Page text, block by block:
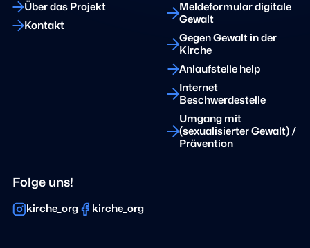
Über das Projekt
Kontakt
Meldeformular digitale
Gewalt
Gegen Gewalt in der
Kirche
Anlaufstelle help
Internet
Beschwerdestelle
Umgang mit
(sexualisierter Gewalt) /
Prävention
Folge uns!
kirche_org kirche_org